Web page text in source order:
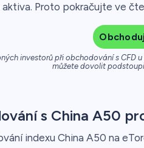
aktiva. Proto pokračujte ve
investorů při obchodování s CFD
můžete dovolit
s China A50
indexu China A50 na